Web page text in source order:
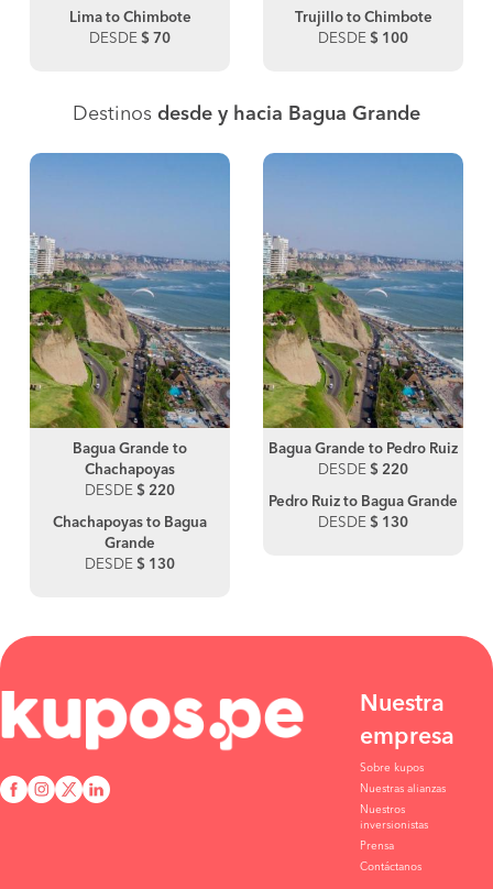
Lima to Chimbote
DESDE $ 70
Trujillo to Chimbote
DESDE $ 100
Destinos desde y hacia Bagua Grande
Bagua Grande to
Chachapoyas
DESDE $ 220
Chachapoyas to Bagua
Grande
DESDE $ 130
Bagua Grande to Pedro Ruiz
DESDE $ 220
Pedro Ruiz to Bagua Grande
DESDE $ 130
Nuestra
empresa
Sobre kupos
Nuestras alianzas
Nuestros
inversionistas
Prensa
Contáctanos